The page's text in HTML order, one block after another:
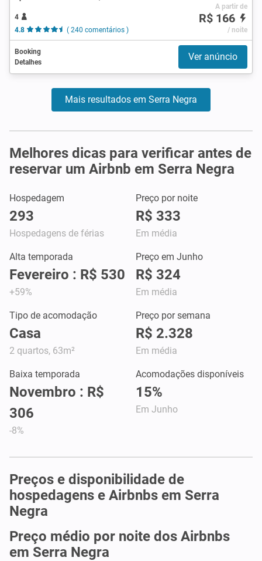
4
4.8
( 240 comentários )
A partir de
R$ 166
/ noite
Booking
Detalhes
Ver anúncio
Mais resultados em Serra Negra
Melhores dicas para verificar antes de
reservar um Airbnb em Serra Negra
Hospedagem
293
Hospedagens de férias
Preço por noite
R$ 333
Em média
Alta temporada
Fevereiro : R$ 530
+59%
Preço em Junho
R$ 324
Em média
Tipo de acomodação
Casa
2 quartos, 63m²
Preço por semana
R$ 2.328
Em média
Baixa temporada
Novembro : R$
306
-8%
Acomodações disponíveis
15%
Em Junho
Preços e disponibilidade de
hospedagens e Airbnbs em Serra
Negra
Preço médio por noite dos Airbnbs
em Serra Negra